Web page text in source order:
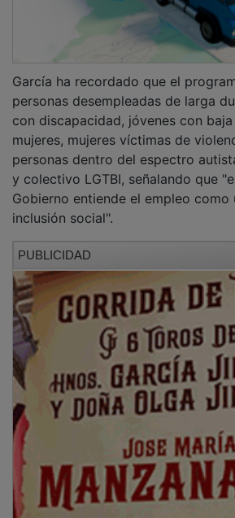
personas desempleadas de larga
con discapacidad, jóvenes con
mujeres, mujeres víctimas de
personas dentro del espectro
y colectivo LGTBI, señalando que
Gobierno entiende el empleo como
inclusión social".